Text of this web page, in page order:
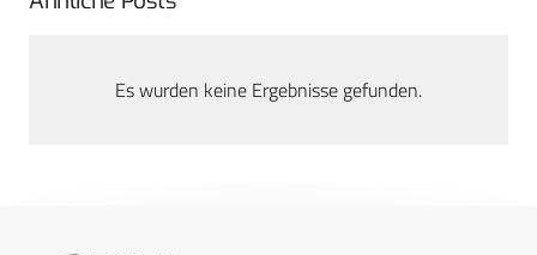
Es wurden keine Ergebnisse gefunden.